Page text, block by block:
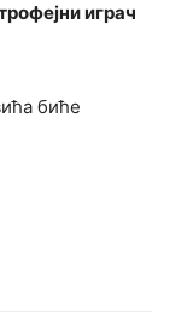
играч
биће